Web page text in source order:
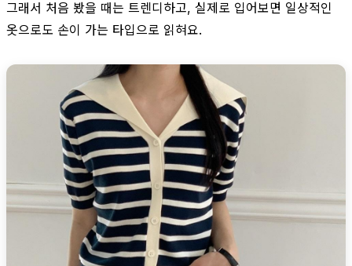
그래서 처음 봤을 때는 트렌디하고, 실제로 입어보면 일상적인
옷으로도 손이 가는 타입으로 읽혀요.